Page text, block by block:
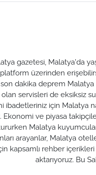
gazetesi, Malatya'da
üzerinden
dakika deprem Malatya
servisleri de eksiksiz
ibadetleriniz için
Ekonomi ve piyasa
Malatya kuyumcular
arayanlar, Malatya
kapsamlı rehber
aktarıyoruz. Bu